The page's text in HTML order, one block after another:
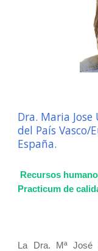
Dra. Maria
del País
España.
Recursos
Practicum de
La Dra. Mª José